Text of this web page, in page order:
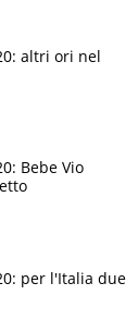
altri ori nel
Bebe Vio
per l'Italia due